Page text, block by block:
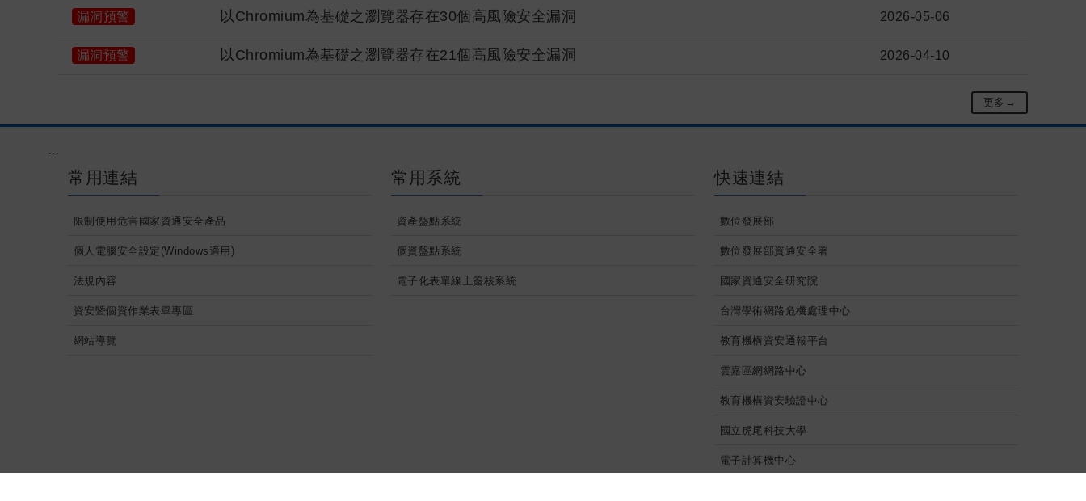
漏洞預警 以Chromium為基礎之瀏覽器存在30個高風險安全漏洞 2026-05-06
漏洞預警 以Chromium為基礎之瀏覽器存在21個高風險安全漏洞 2026-04-10
更多→
:::
常用連結
限制使用危害國家資通安全產品
個人電腦安全設定(Windows適用)
法規內容
資安暨個資作業表單專區
網站導覽
常用系統
資產盤點系統
個資盤點系統
電子化表單線上簽核系統
快速連結
數位發展部
數位發展部資通安全署
國家資通安全研究院
台灣學術網路危機處理中心
教育機構資安通報平台
雲嘉區網網路中心
教育機構資安驗證中心
國立虎尾科技大學
電子計算機中心